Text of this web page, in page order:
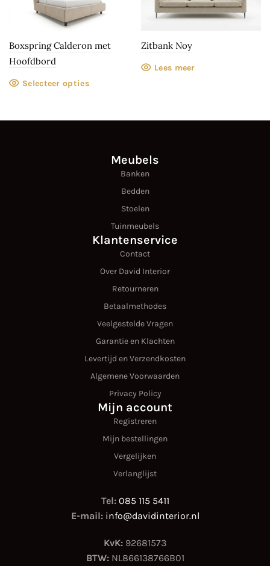
Boxspring Calderon met
Hoofdbord
Selecteer opties
Zitbank Noy
Lees meer
Meubels
Banken
Bedden
Stoelen
Tuinmeubels
Klantenservice
Contact
Over David Interior
Retourneren
Betaalmethodes
Veelgestelde Vragen
Garantie en Klachten
Levertijd en Verzendkosten
Algemene Voorwaarden
Privacy Policy
Mijn account
Registreren
Mijn bestellingen
Vergelijken
Verlanglijst
Tel: 085 115 5411
E-mail: info@davidinterior.nl
KvK: 92681573
BTW: NL866138766B01